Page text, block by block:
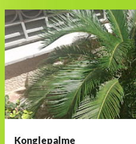
Konglepalme